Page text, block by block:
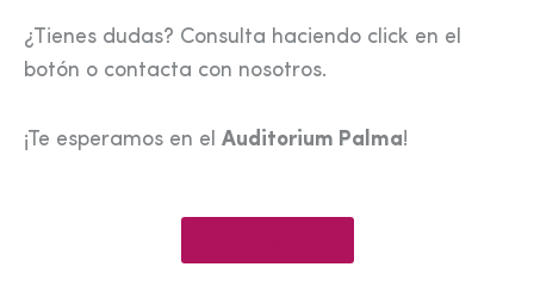
¿Tienes dudas? Consulta haciendo click en el
botón o contacta con nosotros.
¡Te esperamos en el Auditorium Palma!